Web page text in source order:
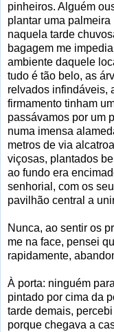
pinheiros. Alguém
plantar uma
naquela tarde
bagagem me
ambiente daquele
tudo é tão belo, as
relvados infindáveis,
firmamento tinham
passávamos por um
numa imensa
metros de via
viçosas, plantados
ao fundo era
senhorial, com os
pavilhão central a
Nunca, ao sentir os
me na face, pensei
rapidamente,
À porta: ninguém
pintado por cima da
tarde demais,
porque chegava a